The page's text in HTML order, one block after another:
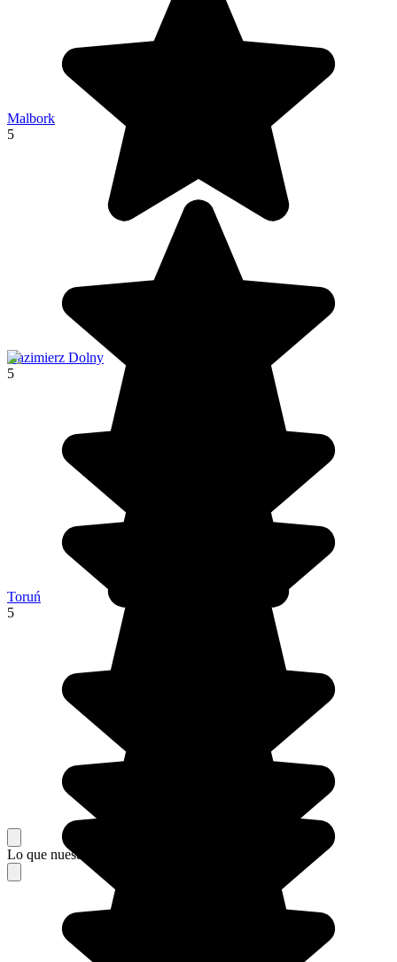
Malbork
5
Kazimierz Dolny
5
Toruń
5
Lo que nuestros viajeros piensan de su estancia